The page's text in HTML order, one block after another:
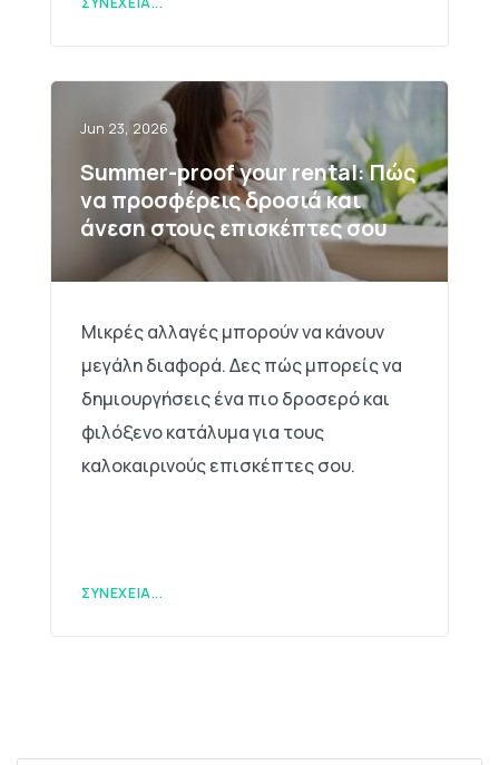
Jun 23, 2026
Summer-proof your rental: Πώς
να προσφέρεις δροσιά και
άνεση στους επισκέπτες σου
Μικρές αλλαγές μπορούν να κάνουν
μεγάλη διαφορά. Δες πώς μπορείς να
δημιουργήσεις ένα πιο δροσερό και
φιλόξενο κατάλυμα για τους
καλοκαιρινούς επισκέπτες σου.
ΣΥΝΈΧΕΙΑ...